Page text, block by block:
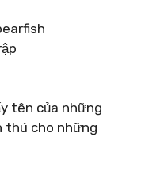
tên của những
thú cho những